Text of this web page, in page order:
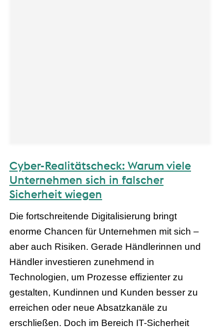
Cyber-Realitätscheck: Warum viele
Unternehmen sich in falscher
Sicherheit wiegen
Die fortschreitende Digitalisierung bringt
enorme Chancen für Unternehmen mit sich –
aber auch Risiken. Gerade Händlerinnen und
Händler investieren zunehmend in
Technologien, um Prozesse effizienter zu
gestalten, Kundinnen und Kunden besser zu
erreichen oder neue Absatzkanäle zu
erschließen. Doch im Bereich IT-Sicherheit